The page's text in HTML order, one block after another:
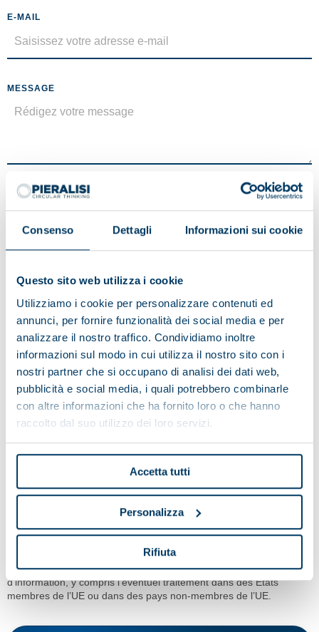
Consenso Dettagli Informazioni sui cookie
Questo sito web utilizza i cookie
Utilizziamo i cookie per personalizzare contenuti ed
annunci, per fornire funzionalità dei social media e per
analizzare il nostro traffico. Condividiamo inoltre
informazioni sul modo in cui utilizza il nostro sito con i
nostri partner che si occupano di analisi dei dati web,
pubblicità e social media, i quali potrebbero combinarle
con altre informazioni che ha fornito loro o che hanno
raccolto dal suo utilizzo dei loro servizi.
Accetta tutti
Personalizza
Rifiuta
E-MAIL
MESSAGE
Avoir lu l'avis d'information sur le traitement des données:
Je donne mon consentement
Aux activités de marketing
Je donne mon consentement
Je ne donne pas mon consentement
aux activités de profilage
En cliquant sur la touche envoyer, je confirme la demande du
consentement au traitement des données pour les finalités du
service et avec les modalités de traitement prévue dans ladite note
d’information, y compris l’éventuel traitement dans des États
membres de l’UE ou dans des pays non-membres de l’UE.